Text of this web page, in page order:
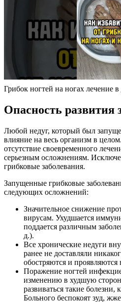
Грибок ногтей на ногах лечение
Опасность развития
Любой недуг, который был
влияние на весь организм в
отсутствие своевременного
серьезным осложнениям.
грибковые заболевания.
Запущенные грибковые
следующих осложнений:
Значительное снижение
вирусам. Ухудшается
поддается различным
д.).
Все хронические недуги
ранее не доставляли
обостряются и
Поражение ногтей
изменению в худшую
развиваться такие болезни,
Больного беспокоят зуд,